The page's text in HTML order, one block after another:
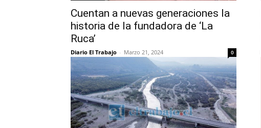
Cuentan a nuevas generaciones la
historia de la fundadora de ‘La
Ruca’
Diario El Trabajo - Marzo 21, 2024 0